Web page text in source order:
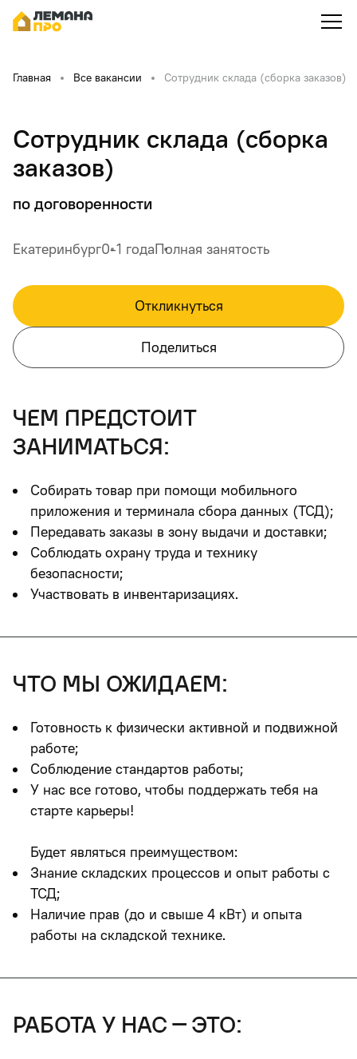
Главная Все вакансии Сотрудник склада (сборка заказов)
Сотрудник склада (сборка
заказов)
по договоренности
Екатеринбург0-1 годаПолная занятость
Откликнуться
Поделиться
чем предстоит
заниматься:
Собирать товар при помощи мобильного
приложения и терминала сбора данных (ТСД);
Передавать заказы в зону выдачи и доставки;
Соблюдать охрану труда и технику
безопасности;
Участвовать в инвентаризациях.
что мы ожидаем:
Готовность к физически активной и подвижной
работе;
Соблюдение стандартов работы;
У нас все готово, чтобы поддержать тебя на
старте карьеры!
Будет являться преимуществом:
Знание складских процессов и опыт работы с
ТСД;
Наличие прав (до и свыше 4 кВт) и опыта
работы на складской технике.
работа у нас – это: